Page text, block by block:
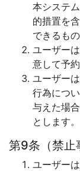
本システ
的措置を
できるも
ユーザー
意して予
ユーザー
行為につ
与えた場
とします。
第9条（禁止
ユーザー